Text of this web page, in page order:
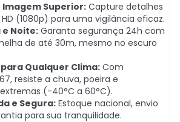
Imagem Superior: Capture detalhes
(1080p) para uma vigilância eficaz.
e Noite: Garanta segurança 24h com
de até 30m, mesmo no escuro
Qualquer Clima: Com
resiste a chuva, poeira e
(-40°C a 60°C).
e Segura: Estoque nacional, envio
para sua tranquilidade.